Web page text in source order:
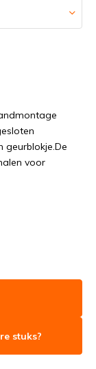
geurblokje.De
voor
stuks?